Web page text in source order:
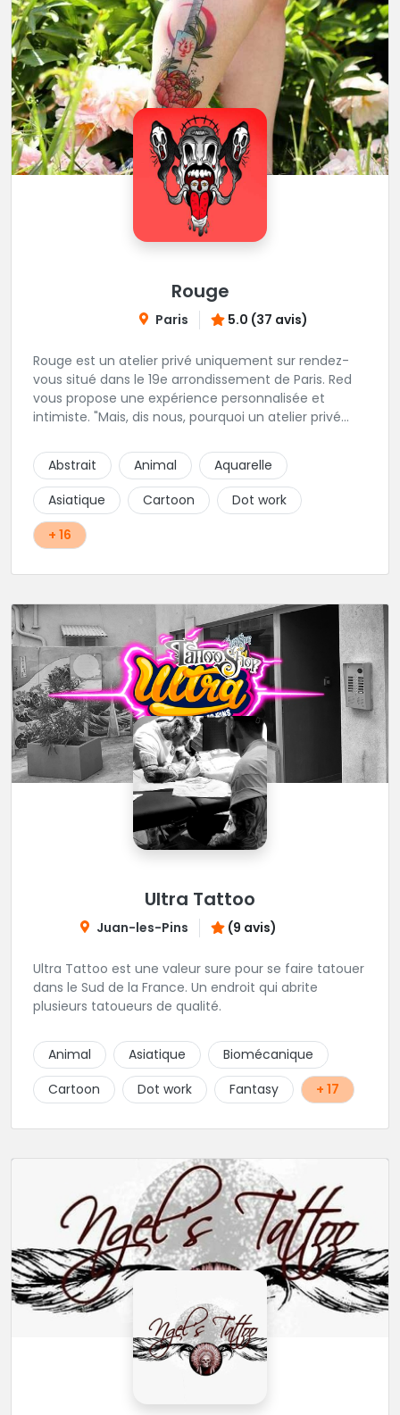
Rouge
Paris 5.0 (37 avis)
Rouge est un atelier privé uniquement sur rendez-
vous situé dans le 19e arrondissement de Paris. Red
vous propose une expérience personnalisée et
intimiste. "Mais, dis nous, pourquoi un atelier privé
qualité de service à tous les tatoué(e)s. L'intérêt est
de prendre son temps, faire les bons choix, et
toujours se donner à 1000 %. Sans oublier, une
hygiène irréprochable. La bonne humeur, l'échange,
le respect, faire un travail personnalisé et toujours de
qualité, sont les mots d'ordre dans cet atelier. " Si
Abstrait Animal
Aquarelle
Asiatique
Cartoon
Dot work
+ 16
Ultra Tattoo
Juan-les-Pins (9 avis)
Ultra Tattoo est une valeur sure pour se faire tatouer
dans le Sud de la France. Un endroit qui abrite
plusieurs tatoueurs de qualité.
Animal Asiatique
Biomécanique
Cartoon
Dot work Fantasy + 17